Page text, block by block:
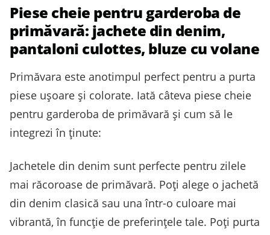
Piese cheie pentru garderoba de
primăvară: jachete din denim,
pantaloni culottes, bluze cu volane
Primăvara este anotimpul perfect pentru a purta
piese ușoare și colorate. Iată câteva piese cheie
pentru garderoba de primăvară și cum să le
integrezi în ținute:
Jachetele din denim sunt perfecte pentru zilele
mai răcoroase de primăvară. Poți alege o jachetă
din denim clasică sau una într-o culoare mai
vibrantă, în funcție de preferințele tale. Poți purta